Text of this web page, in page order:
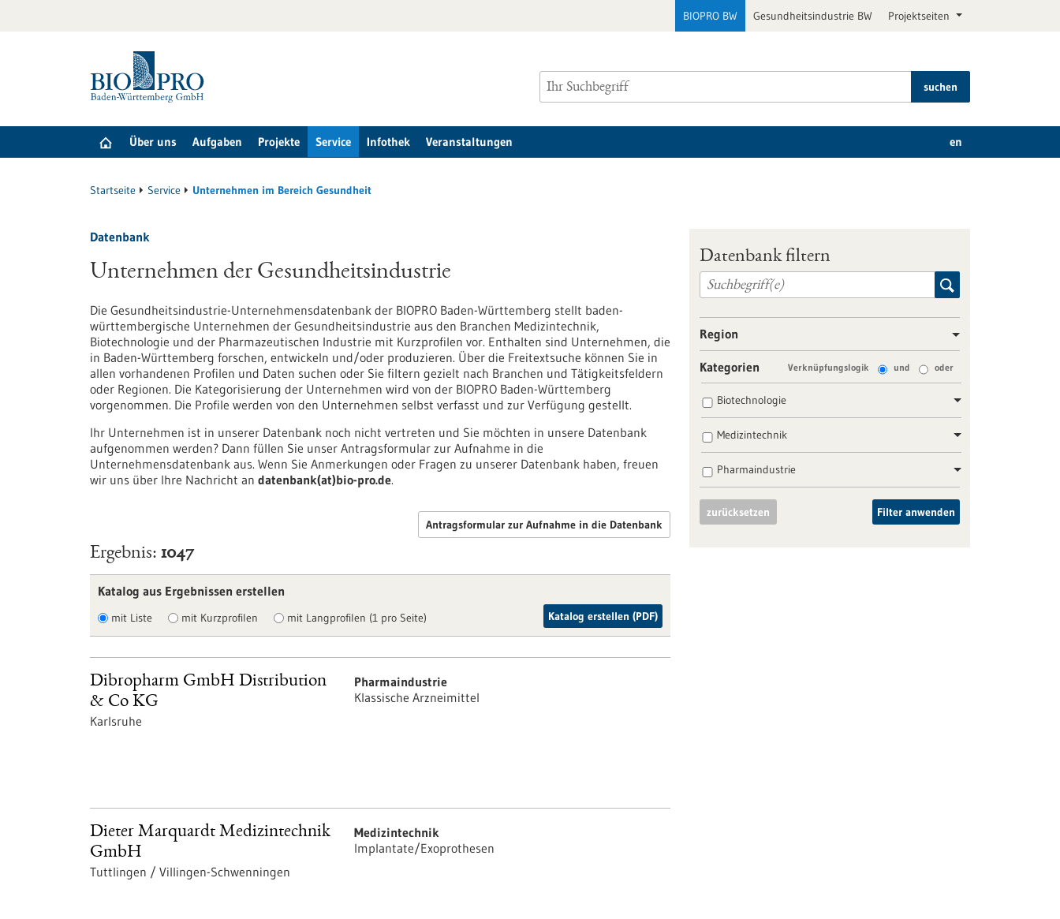
BIOPRO BW Gesundheitsindustrie BW Projektseiten
suchen
Über uns Aufgaben Projekte Service Infothek Veranstaltungen en
Startseite Service Unternehmen im Bereich Gesundheit
Datenbank
Unternehmen der Gesundheitsindustrie
Die Gesundheitsindustrie-Unternehmensdatenbank der BIOPRO Baden-Württemberg stellt baden-
württembergische Unternehmen der Gesundheitsindustrie aus den Branchen Medizintechnik,
Biotechnologie und der Pharmazeutischen Industrie mit Kurzprofilen vor. Enthalten sind Unternehmen, die
in Baden-Württemberg forschen, entwickeln und/oder produzieren. Über die Freitextsuche können Sie in
allen vorhandenen Profilen und Daten suchen oder Sie filtern gezielt nach Branchen und Tätigkeitsfeldern
oder Regionen. Die Kategorisierung der Unternehmen wird von der BIOPRO Baden-Württemberg
vorgenommen. Die Profile werden von den Unternehmen selbst verfasst und zur Verfügung gestellt.
Ihr Unternehmen ist in unserer Datenbank noch nicht vertreten und Sie möchten in unsere Datenbank
aufgenommen werden? Dann füllen Sie unser Antragsformular zur Aufnahme in die
Unternehmensdatenbank aus. Wenn Sie Anmerkungen oder Fragen zu unserer Datenbank haben, freuen
wir uns über Ihre Nachricht an datenbank(at)bio-pro.de.
Antragsformular zur Aufnahme in die Datenbank
Ergebnis 1047
Katalog aus Ergebnissen erstellen
mit Liste mit Kurzprofilen mit Langprofilen (1 pro Seite) Katalog erstellen (PDF)
Dibropharm GmbH Distribution
& Co KG
Karlsruhe
Pharmaindustrie
Klassische Arzneimittel
Dieter Marquardt Medizintechnik
GmbH
Tuttlingen / Villingen-Schwenningen
Medizintechnik
Implantate/Exoprothesen
Datenbank filtern
Region
Kategorien Verknüpfungslogik und oder
Biotechnologie
Medizintechnik
Pharmaindustrie
zurücksetzen Filter anwenden